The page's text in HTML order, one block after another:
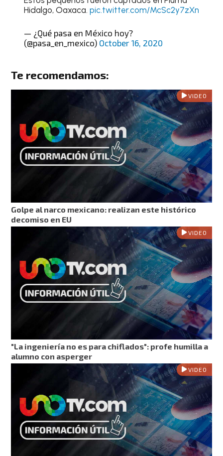
Hidalgo, Oaxaca. pic.twitter.com/McSc2y7zXn
— ¿Qué pasa en México hoy?
(@pasa_en_mexico) October 16, 2020
Te recomendamos:
VIDEO
Golpe al narco mexicano: realizan este histórico
decomiso en EU
VIDEO
"La ingeniería no es para chiflados": profe humilla a
alumno con asperger
VIDEO